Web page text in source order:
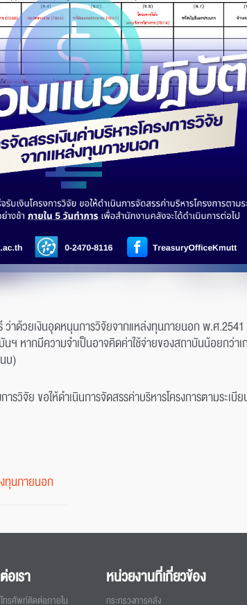
ว่าด้วยเงินอุดหนุนการวิจัยจากแหล่งทุนภายนอก พ.ศ.2541
ฯ หากมีความจำเป็นอาจคิดค่าใช้จ่ายของสถาบันน้อยกว่า
บ)
ารวิจัย ขอให้ดำเนินการจัดสรรค่าบริหารโครงการตามระเ
ทุนภายนอก
อเรา
ทรศัพท์ติดต่อภายใน
หน่วยงานที่เกี่ยวข้อง
กระทรวงการคลัง